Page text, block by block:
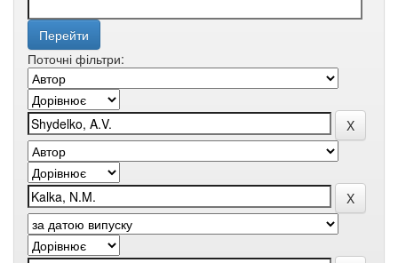
Поточні фільтри: